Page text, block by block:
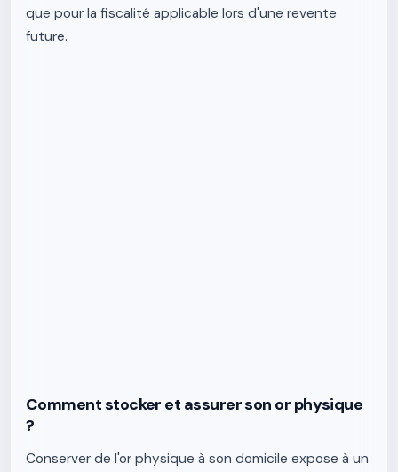
que pour la fiscalité applicable lors d'une revente
future.
Comment stocker et assurer son or physique
?
Conserver de l'or physique à son domicile expose à un